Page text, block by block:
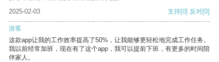
2025-02-03
支持[0] 反对[0]
游客
这款app让我的工作效率提高了50%，让我能够更轻松地完成工作任务。
我以前经常加班，现在有了这个app，我可以提前下班，有更多的时间陪
伴家人。